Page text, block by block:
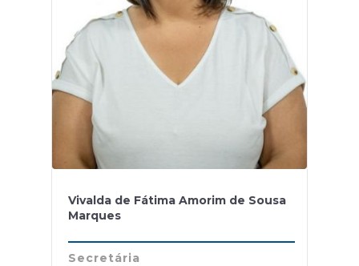
Vivalda de Fátima Amorim de Sousa
Marques
Secretária